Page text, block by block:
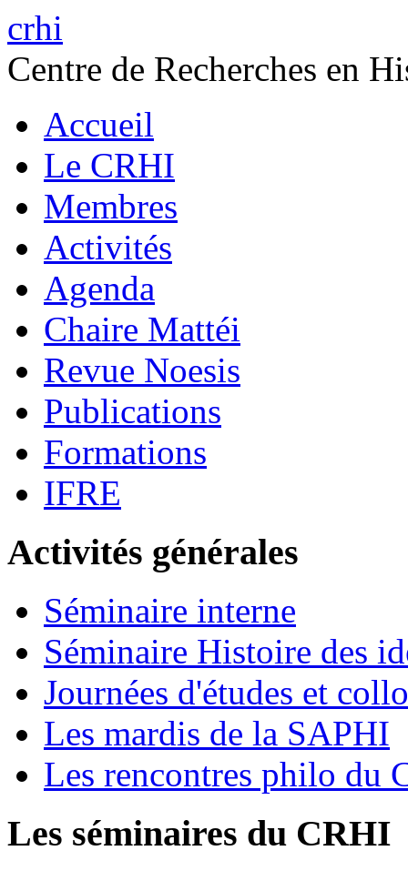
crhi
Centre de Recherches en
Accueil
Le CRHI
Membres
Activités
Agenda
Chaire Mattéi
Revue Noesis
Publications
Formations
IFRE
Activités générales
Séminaire interne
Séminaire Histoire des
Journées d'études et
Les mardis de la SAPHI
Les rencontres philo du
Les séminaires du CRHI